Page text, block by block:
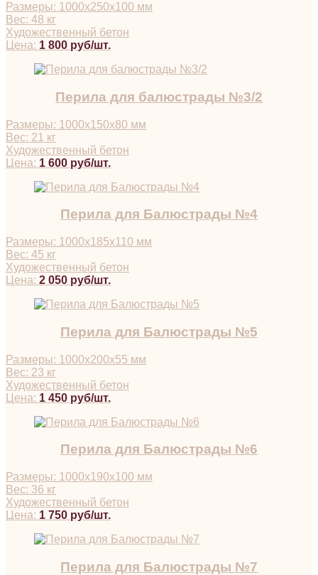
Размеры: 1000х250х100 мм
Вес: 48 кг
Художественный бетон
Цена: 1 800 руб/шт.
Перила для балюстрады №3/2
Размеры: 1000х150х80 мм
Вес: 21 кг
Художественный бетон
Цена: 1 600 руб/шт.
Перила для Балюстрады №4
Размеры: 1000х185х110 мм
Вес: 45 кг
Художественный бетон
Цена: 2 050 руб/шт.
Перила для Балюстрады №5
Размеры: 1000х200х55 мм
Вес: 23 кг
Художественный бетон
Цена: 1 450 руб/шт.
Перила для Балюстрады №6
Размеры: 1000х190х100 мм
Вес: 36 кг
Художественный бетон
Цена: 1 750 руб/шт.
Перила для Балюстрады №7